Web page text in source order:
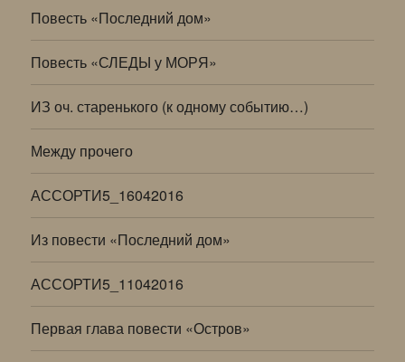
Повесть «Последний дом»
Повесть «СЛЕДЫ у МОРЯ»
ИЗ оч. старенького (к одному событию…)
Между прочего
АССОРТИ5_16042016
Из повести «Последний дом»
АССОРТИ5_11042016
Первая глава повести «Остров»